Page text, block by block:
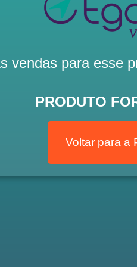
vendas para esse
PRODUTO
Voltar para a